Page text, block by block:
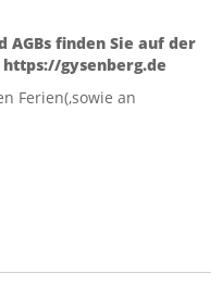
finden Sie auf der
gysenberg.de
Ferien(,sowie an